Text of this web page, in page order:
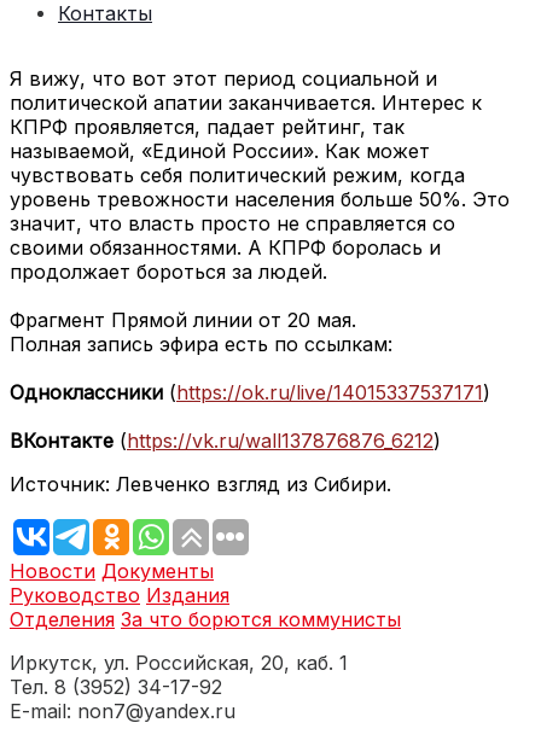
Контакты
Я вижу, что вот этот период социальной и
политической апатии заканчивается. Интерес к
КПРФ проявляется, падает рейтинг, так
называемой, «Единой России». Как может
чувствовать себя политический режим, когда
уровень тревожности населения больше 50%. Это
значит, что власть просто не справляется со
своими обязанностями. А КПРФ боролась и
продолжает бороться за людей.
Фрагмент Прямой линии от 20 мая.
Полная запись эфира есть по ссылкам:
Одноклассники (https://ok.ru/live/14015337537171)
ВКонтакте (https://vk.ru/wall137876876_6212)
Источник: Левченко взгляд из Сибири.
Новости Документы
Руководство Издания
Отделения За что борются коммунисты
Иркутск, ул. Российская, 20, каб. 1
Тел. 8 (3952) 34-17-92
E-mail: non7@yandex.ru